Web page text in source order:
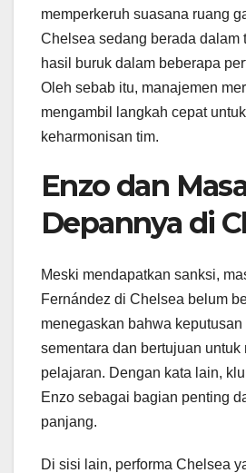
memperkeruh suasana ruang
Chelsea sedang berada dalam
hasil buruk dalam beberapa
Oleh sebab itu, manajemen
mengambil langkah cepat
keharmonisan tim.
Enzo dan
Depannya di
Meski mendapatkan sanksi,
Fernández di Chelsea belum
menegaskan bahwa
sementara dan bertujuan untuk
pelajaran. Dengan kata lain,
Enzo sebagai bagian penting
panjang.
Di sisi lain, performa Chelsea